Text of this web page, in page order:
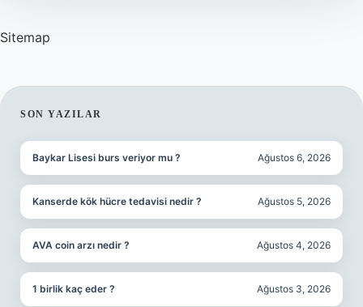
Sitemap
SIDEBAR
SON YAZILAR
Baykar Lisesi burs veriyor mu ? Ağustos 6, 2026
Kanserde kök hücre tedavisi nedir ? Ağustos 5, 2026
AVA coin arzı nedir ? Ağustos 4, 2026
1 birlik kaç eder ? Ağustos 3, 2026